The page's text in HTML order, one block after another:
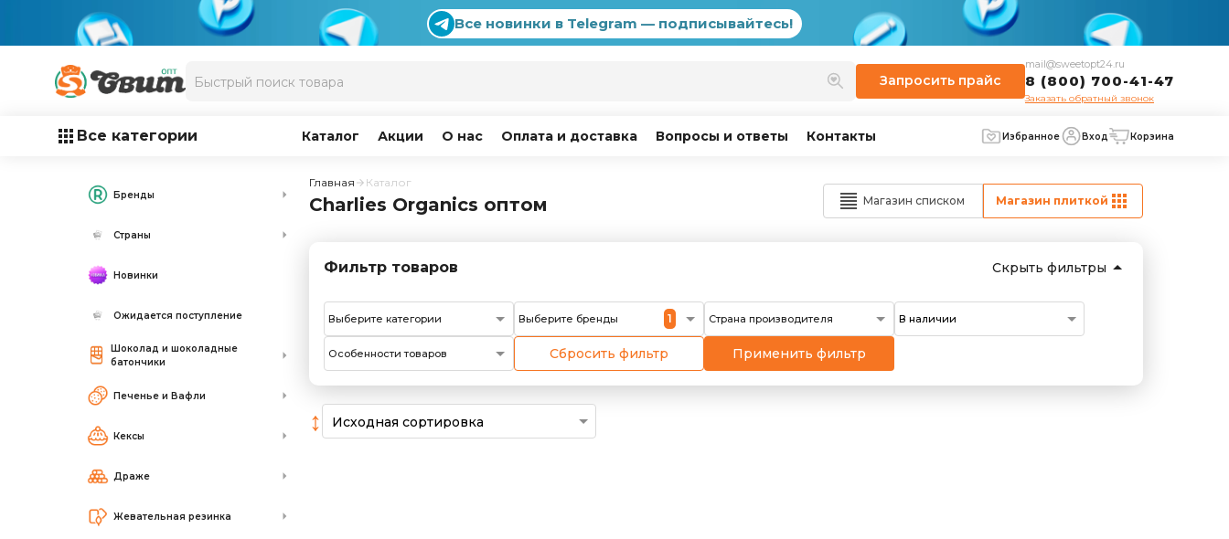
Все новинки в Telegram — подписывайтесь!
Запросить прайс
mail@sweetopt24.ru
8 (800) 700-41-47
Заказать обратный звонок
Все категории Каталог Акции О нас Оплата и доставка Вопросы и ответы Контакты Избранное Вход Корзина
Бренды
Страны
Новинки
Ожидается поступление
Шоколад и шоколадные
батончики
Печенье и Вафли
Кексы
Драже
Жевательная резинка
Главная Каталог
Charlies Organics оптом Магазин списком Магазин плиткой
Фильтр товаров Скрыть фильтры
Выберите категории Выберите бренды 1 Страна производителя
Особенности товаров Сбросить фильтр Применить фильтр
↕